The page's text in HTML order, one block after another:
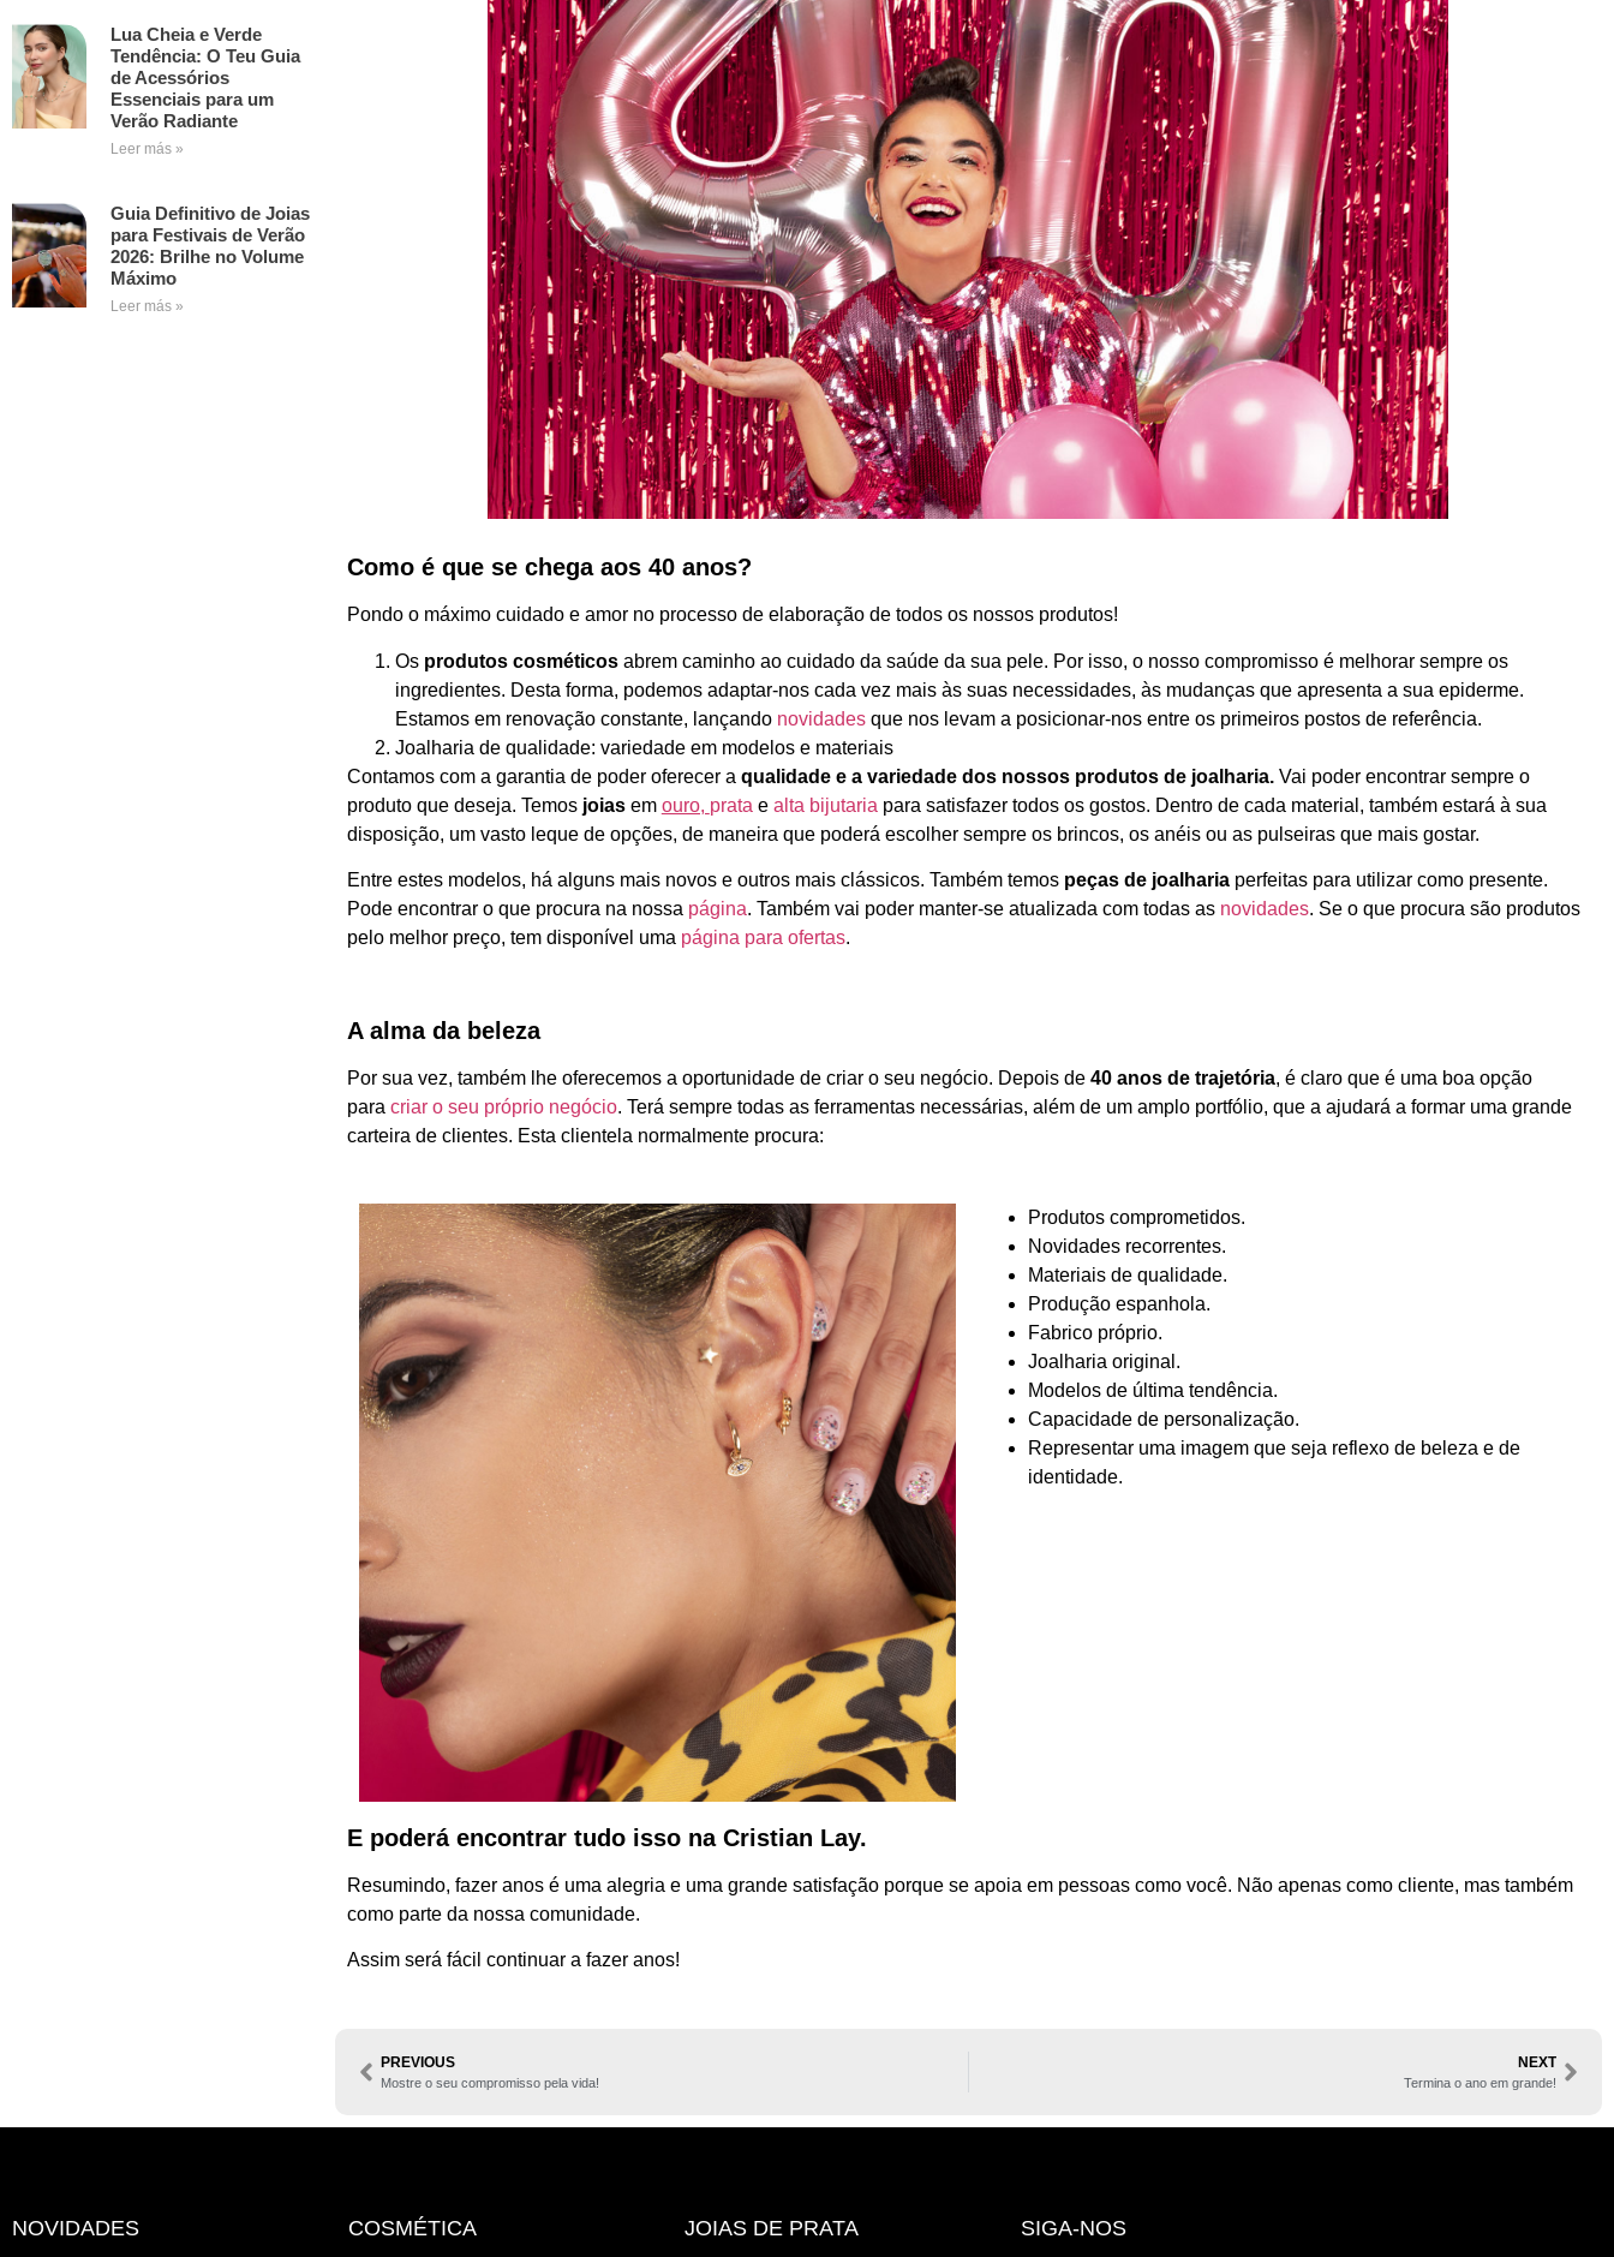
Lua Cheia e Verde
Tendência: O Teu Guia
de Acessórios
Essenciais para um
Verão Radiante
Leer más »
Guia Definitivo de Joias
para Festivais de Verão
2026: Brilhe no Volume
Máximo
Leer más »
Como é que se chega aos 40 anos?
Pondo o máximo cuidado e amor no processo de elaboração de todos os nossos produtos!
Os produtos cosméticosabrem caminho ao cuidado da saúde da sua pele. Por isso, o nosso compromisso é melhorar sempre os
ingredientes. Desta forma, podemos adaptar-nos cada vez mais às suas necessidades, às mudanças que apresenta a sua epiderme.
Estamos em renovação constante, lançando novidades que nos levam a posicionar-nos entre os primeiros postos de referência.
Joalharia de qualidade: variedade em modelos e materiais
Contamos com a garantia de poder oferecer a qualidade e a variedade dos nossos produtos de joalharia.Vai poder encontrar sempre o
produto que deseja. Temos joiasem ouro, prata e alta bijutaria para satisfazer todos os gostos. Dentro de cada material, também estará à sua
disposição, um vasto leque de opções, de maneira que poderá escolher sempre os brincos, os anéis ou as pulseiras que mais gostar.
Entre estes modelos, há alguns mais novos e outros mais clássicos. Também temospeças de joalharia perfeitas para utilizar como presente.
Pode encontrar o que procura na nossa página. Também vai poder manter-se atualizada com todas as novidades. Se o que procura são produtos
pelo melhor preço, tem disponível uma página para ofertas.
A alma da beleza
Por sua vez, também lhe oferecemos a oportunidade de criar o seu negócio. Depois de 40 anos de trajetória, é claro que é uma boa opção
para criar o seu próprio negócio. Terá sempre todas as ferramentas necessárias, além de um amplo portfólio, que a ajudará a formar uma grande
carteira de clientes. Esta clientela normalmente procura:
Produtos comprometidos.
Novidades recorrentes.
Materiais de qualidade.
Produção espanhola.
Fabrico próprio.
Joalharia original.
Modelos de última tendência.
Capacidade de personalização.
Representar uma imagem que seja reflexo de beleza e de
identidade.
E poderá encontrar tudo isso na Cristian Lay.
Resumindo, fazer anos é uma alegria e uma grande satisfação porque se apoia em pessoas como você. Não apenas como cliente, mas também
como parte da nossa comunidade.
Assim será fácil continuar a fazer anos!
PREVIOUS
Mostre o seu compromisso pela vida!
NEXT
Termina o ano em grande!
NOVIDADES COSMÉTICA JOIAS DE PRATA SIGA-NOS